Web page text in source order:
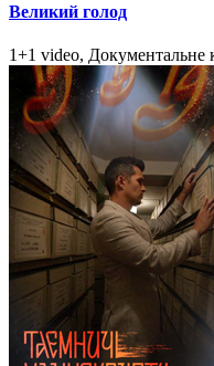
Великий голод
1+1 video, Документальне